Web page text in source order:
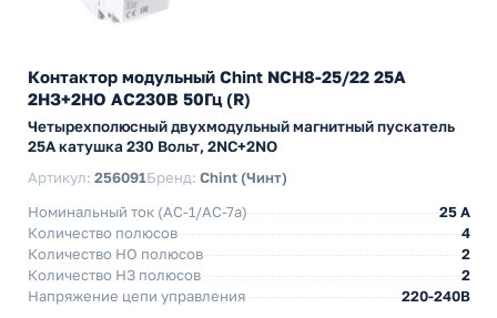
Контактор модульный Chint NCH8-25/22 25A
2НЗ+2НО AC230В 50Гц (R)
Четырехполюсный двухмодульный магнитный пускатель
25А катушка 230 Вольт, 2NC+2NO
Артикул: 256091Бренд: Chint (Чинт)
Номинальный ток (АС-1/AC-7a)
25 A
Количество полюсов
4
Количество НO полюсов
2
Количество НЗ полюсов
2
Напряжение цепи управления
220-240В